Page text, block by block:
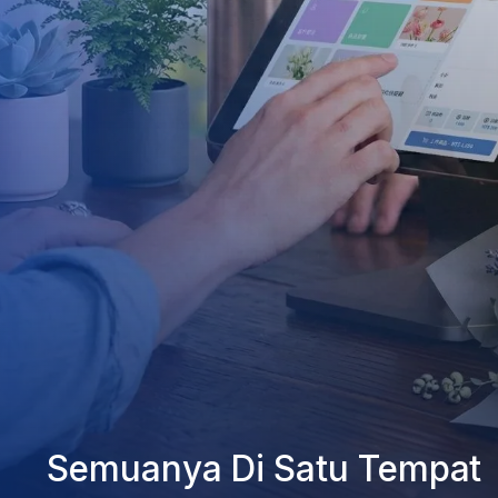
Semuanya Di Satu Tempat